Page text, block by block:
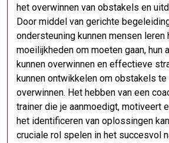
het overwinnen van obstakels en
Door middel van gerichte
ondersteuning kunnen mensen leren
moeilijkheden om moeten gaan, hun
kunnen overwinnen en effectieve
kunnen ontwikkelen om obstakels te
overwinnen. Het hebben van een
trainer die je aanmoedigt, motiveert
het identificeren van oplossingen
cruciale rol spelen in het succesvol